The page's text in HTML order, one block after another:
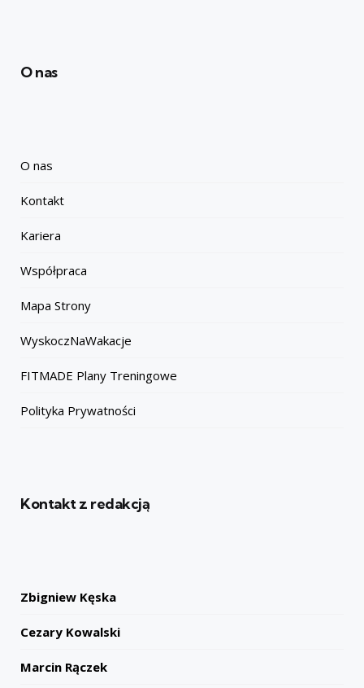
O nas
O nas
Kontakt
Kariera
Współpraca
Mapa Strony
WyskoczNaWakacje
FITMADE Plany Treningowe
Polityka Prywatności
Kontakt z redakcją
Zbigniew Kęska
Cezary Kowalski
Marcin Rączek